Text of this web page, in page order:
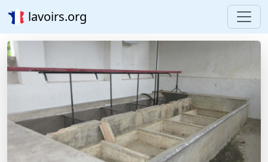
lavoirs.org